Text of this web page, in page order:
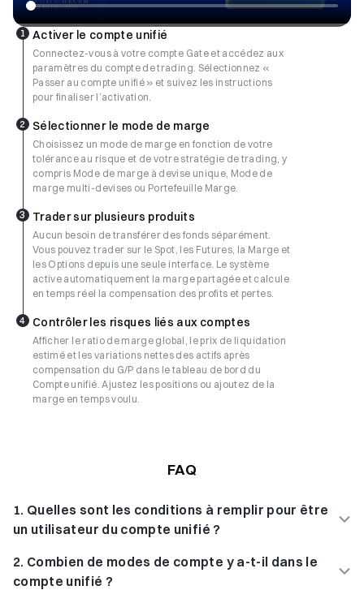
1 Activer le compte unifié
Connectez-vous à votre compte Gate et accédez aux
paramètres du compte de trading. Sélectionnez «
Passer au compte unifié » et suivez les instructions
pour finaliser l’activation.
2 Sélectionner le mode de marge
Choisissez un mode de marge en fonction de votre
tolérance au risque et de votre stratégie de trading, y
compris Mode de marge à devise unique, Mode de
marge multi-devises ou Portefeuille Marge.
3 Trader sur plusieurs produits
Aucun besoin de transférer des fonds séparément.
Vous pouvez trader sur le Spot, les Futures, la Marge et
les Options depuis une seule interface. Le système
active automatiquement la marge partagée et calcule
en temps réel la compensation des profits et pertes.
4 Contrôler les risques liés aux comptes
Afficher le ratio de marge global, le prix de liquidation
estimé et les variations nettes des actifs après
compensation du G/P dans le tableau de bord du
Compte unifié. Ajustez les positions ou ajoutez de la
marge en temps voulu.
FAQ
1. Quelles sont les conditions à remplir pour être
un utilisateur du compte unifié ?
2. Combien de modes de compte y a-t-il dans le
compte unifié ?